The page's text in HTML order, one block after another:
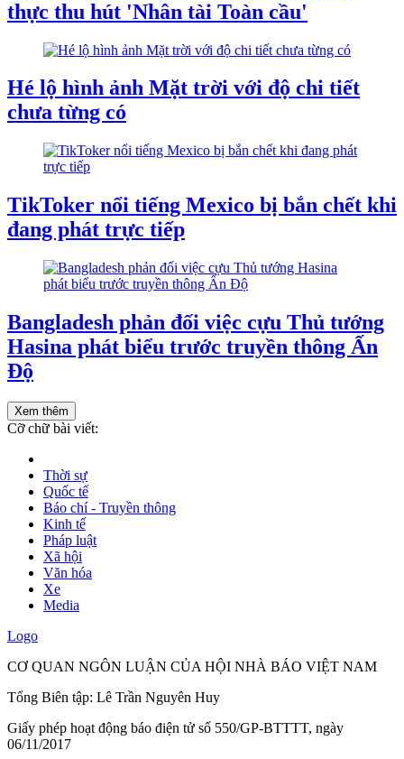
thực thu hút 'Nhân tài Toàn cầu'
Hé lộ hình ảnh Mặt trời với độ chi tiết
chưa từng có
TikToker nổi tiếng Mexico bị bắn chết khi
đang phát trực tiếp
Bangladesh phản đối việc cựu Thủ tướng
Hasina phát biểu trước truyền thông Ấn
Độ
Xem thêm
Cỡ chữ bài viết:
Thời sự
Quốc tế
Báo chí - Truyền thông
Kinh tế
Pháp luật
Xã hội
Văn hóa
Xe
Media
Logo
CƠ QUAN NGÔN LUẬN CỦA HỘI NHÀ BÁO VIỆT NAM
Tổng Biên tập: Lê Trần Nguyên Huy
Giấy phép hoạt động báo điện tử số 550/GP-BTTTT, ngày
06/11/2017